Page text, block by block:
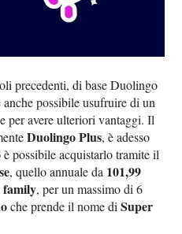
precedenti, di base Duolingo
possibile usufruire di un
per avere ulteriori vantaggi. Il
Duolingo Plus, è adesso
possibile acquistarlo tramite il
, quello annuale da 101,99
family, per un massimo di 6
che prende il nome diSuper